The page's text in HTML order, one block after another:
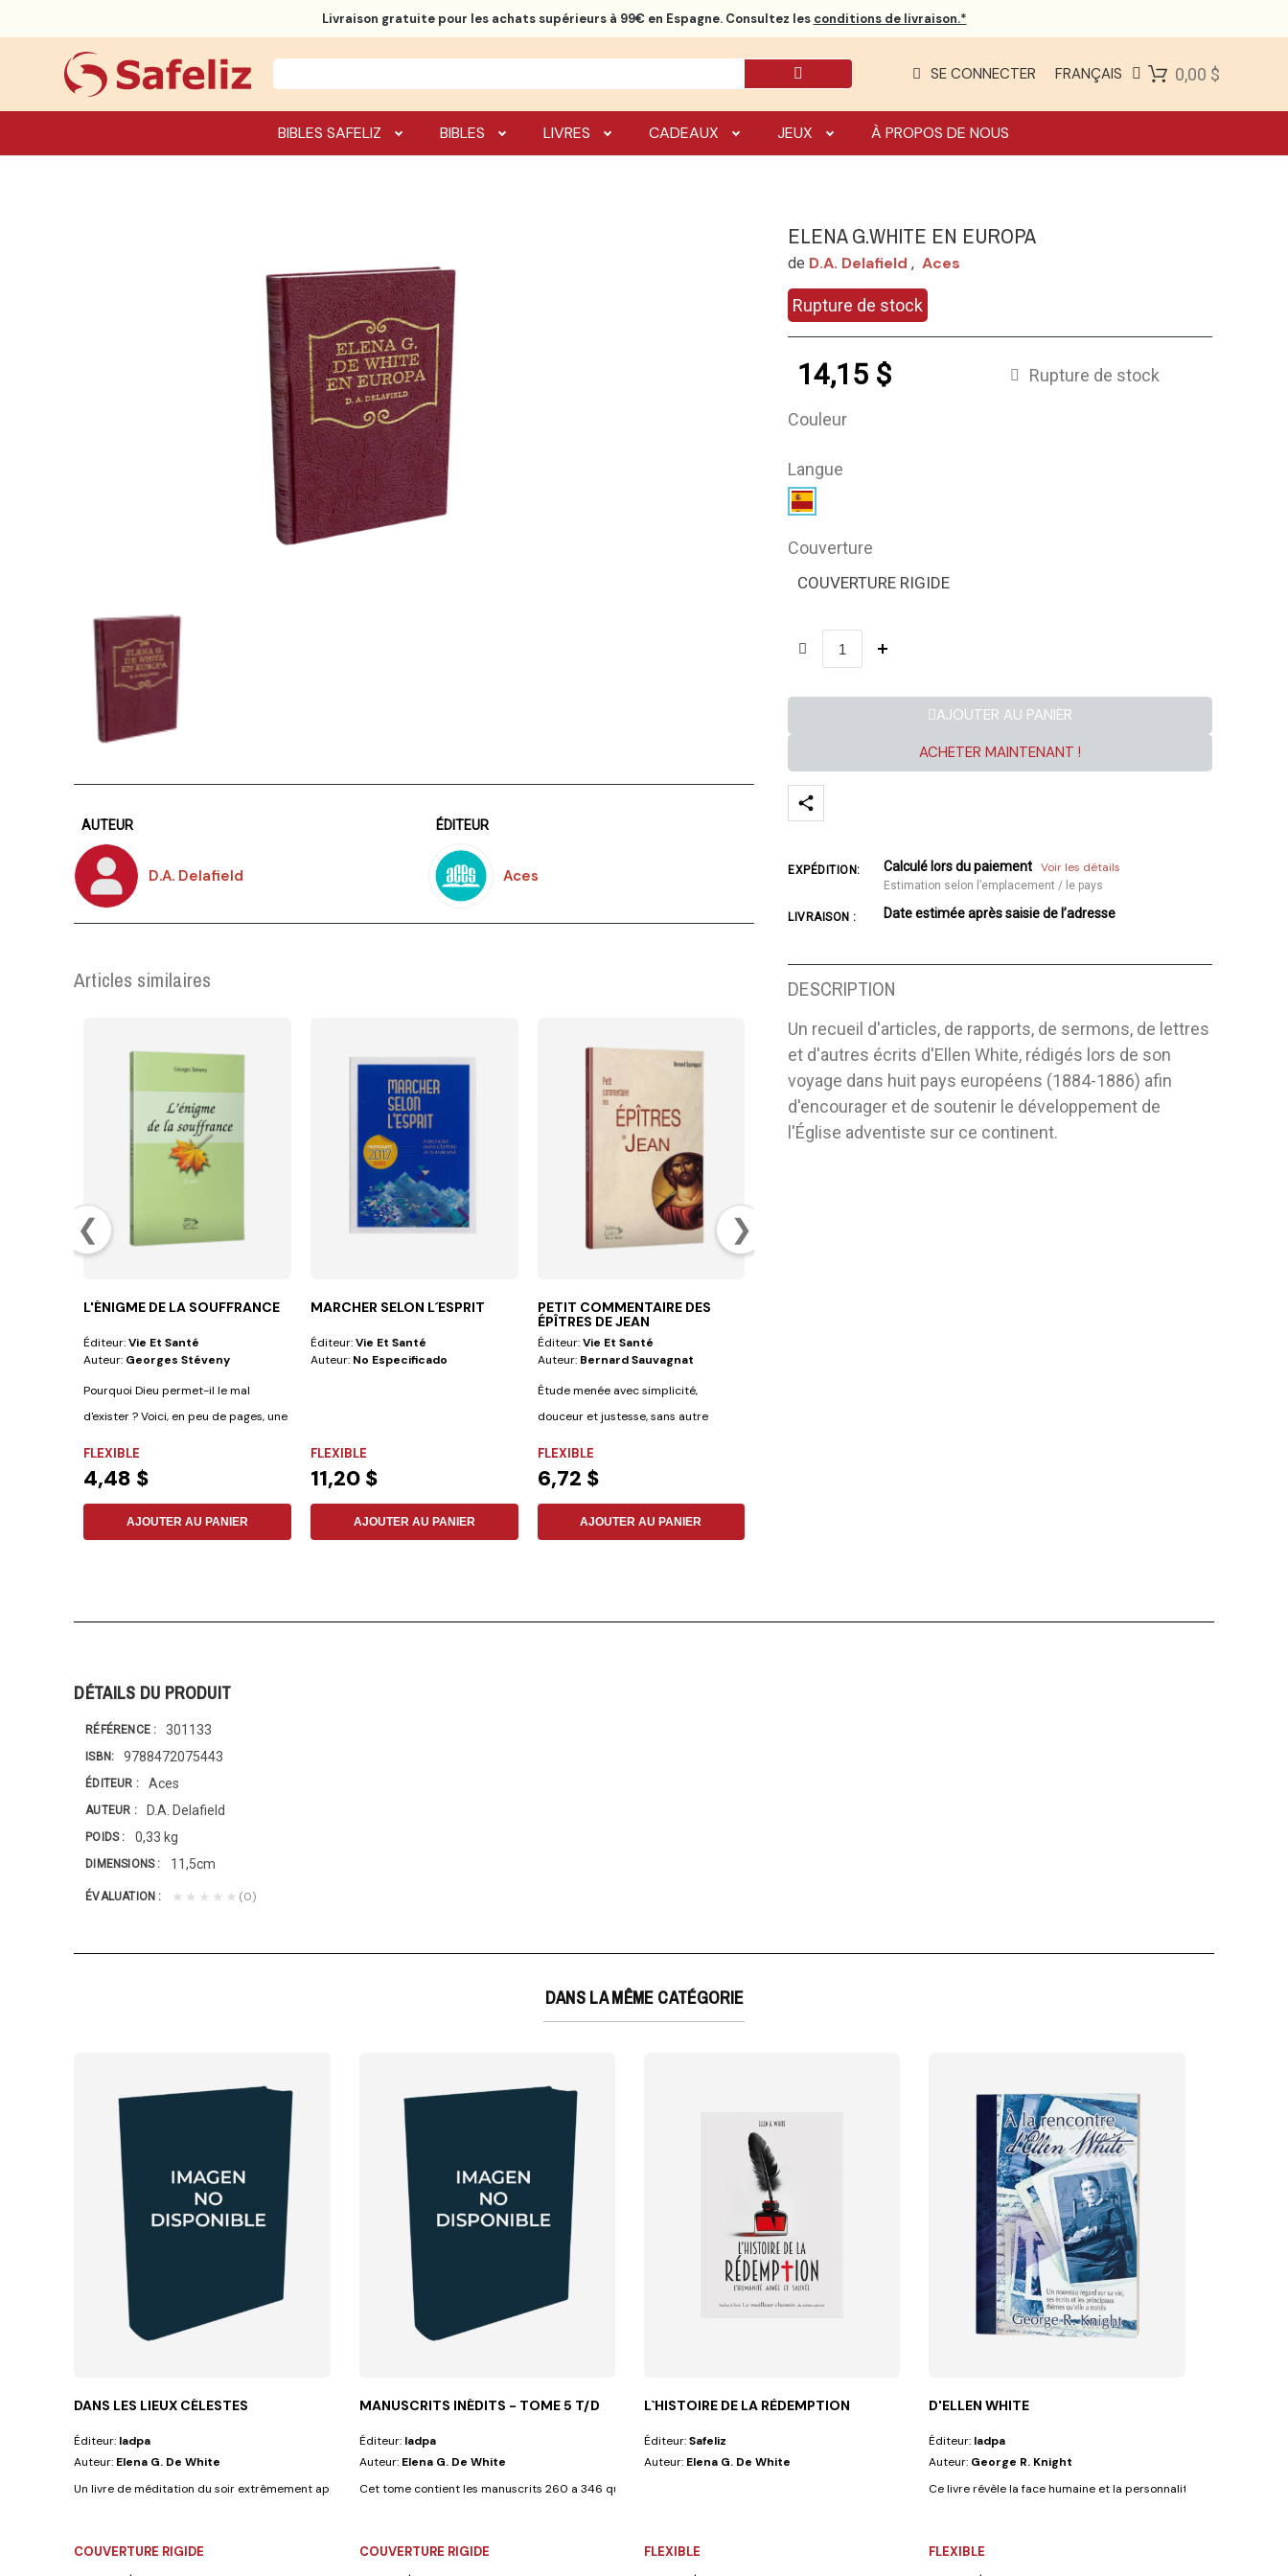
Livraison gratuitepour les achats supérieurs à 99€ en Espagne. Consultez les conditions de livraison.*
SE CONNECTER FRANÇAIS 0,00 $
BIBLES SAFELIZ BIBLES LIVRES CADEAUX JEUX À PROPOS DE NOUS
AUTEUR
D.A. Delafield
ÉDITEUR
Aces
Articles similaires
❮ ❯
L'ÉNIGME DE LA SOUFFRANCE
Éditeur:Vie Et Santé
Auteur: Georges Stéveny
Pourquoi Dieu permet-il le mal
d'exister ? Voici, en peu de pages, une
FLEXIBLE
4,48 $
AJOUTER AU PANIER
MARCHER SELON L´ESPRIT
Éditeur:Vie Et Santé
Auteur: No Especificado
FLEXIBLE
11,20 $
AJOUTER AU PANIER
PETIT COMMENTAIRE DES
ÉPÎTRES DE JEAN
Éditeur:Vie Et Santé
Auteur: Bernard Sauvagnat
Étude menée avec simplicité,
douceur et justesse, sans autre
FLEXIBLE
6,72 $
AJOUTER AU PANIER
ELENA G.WHITE EN EUROPA
de D.a. Delafield , Aces
Rupture de stock
14,15 $ Rupture de stock
Couleur
Langue
Couverture
COUVERTURE RIGIDE
AJOUTER AU PANIER
ACHETER MAINTENANT !
EXPÉDITION: Calculé lors du paiement Voir les détails
Estimation selon l’emplacement / le pays
LIVRAISON : Date estimée après saisie de l’adresse
DESCRIPTION
Un recueil d'articles, de rapports, de sermons, de lettres
et d'autres écrits d'Ellen White, rédigés lors de son
voyage dans huit pays européens (1884-1886) afin
d'encourager et de soutenir le développement de
l'Église adventiste sur ce continent.
DÉTAILS DU PRODUIT
RÉFÉRENCE 301133
ISBN 9788472075443
ÉDITEUR Aces
AUTEUR D.A. Delafield
POIDS 0,33 kg
DIMENSIONS 11,5cm
ÉVALUATION ★★★★★ (0)
DANS LA MÊME CATÉGORIE
DANS LES LIEUX CÉLESTES
Éditeur: Iadpa
Auteur: Elena G. De White
Un livre de méditation du soir extrêmement apprécié pour ses textes inédits, les...
COUVERTURE RIGIDE
MANUSCRITS INÉDITS - TOME 5 T/D
Éditeur: Iadpa
Auteur: Elena G. De White
Cet tome contient les manuscrits 260 a 346 qui abordent les themes suivants : la...
COUVERTURE RIGIDE
L`HISTOIRE DE LA RÈDEMPTION
Éditeur:Safeliz
Auteur: Elena G. De White
FLEXIBLE
D'ELLEN WHITE
Éditeur: Iadpa
Auteur: George R. Knight
Ce livre révèle la face humaine et la personnalité d'une femme
FLEXIBLE